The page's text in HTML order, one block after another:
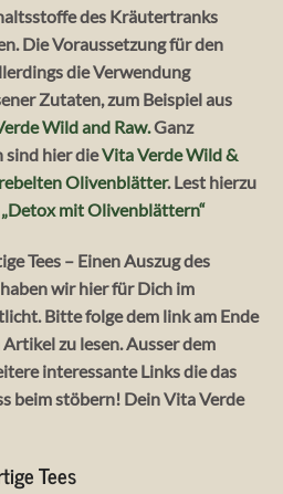
des Kräutertranks
Die Voraussetzung für den
die Verwendung
Zutaten, zum Beispiel aus
Wild and Raw.Ganz
sind hier dieVita Verde Wild &
Olivenblätter. Lest hierzu
„Detox mit Olivenblättern“
Tees – Einen Auszug des
wir hier für Dich im
Bitte folge dem link am Ende
zu lesen. Ausser dem
interessante Links die das
beim stöbern! Dein Vita Verde
Tees